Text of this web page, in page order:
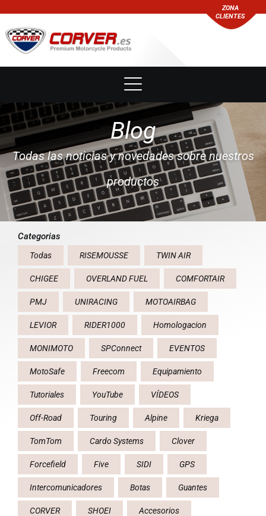
ZONA
CLIENTES
Blog
Todas las noticias y novedades sobre nuestros
productos
Categorias
Todas RISEMOUSSE TWIN AIR
CHIGEE OVERLAND FUEL COMFORTAIR
PMJ UNIRACING MOTOAIRBAG
LEVIOR RIDER1000 Homologacion
MONIMOTO SPConnect EVENTOS
MotoSafe Freecom Equipamiento
Tutoriales YouTube VÍDEOS
Off-Road Touring Alpine Kriega
TomTom Cardo Systems Clover
Forcefield Five SIDI GPS
Intercomunicadores Botas Guantes
CORVER SHOEI Accesorios